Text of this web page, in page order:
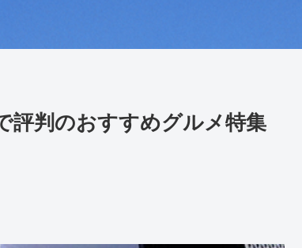
評判のおすすめグルメ特集